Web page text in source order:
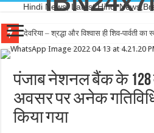
Hindi News, Latest Hindi
देवरिया – श्रद्धा और विश्वास ही शिव-पार्वती
पंजाब नेशनल बैंक के 128
अवसर पर अनेक
किया गया